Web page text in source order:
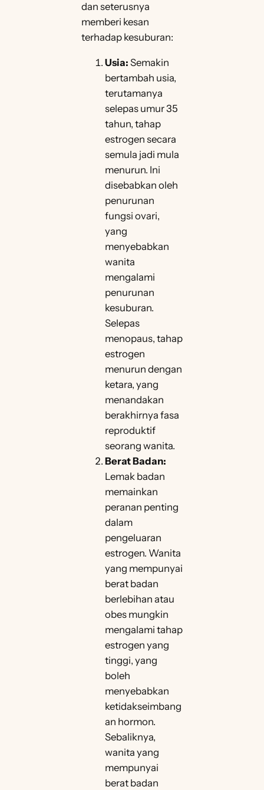
dan seterusnya
memberi kesan
terhadap kesuburan:
Usia: Semakin
bertambah usia,
terutamanya
selepas umur 35
tahun, tahap
estrogen secara
semula jadi mula
menurun. Ini
disebabkan oleh
penurunan
fungsi ovari,
yang
menyebabkan
wanita
mengalami
penurunan
kesuburan.
Selepas
menopaus, tahap
estrogen
menurun dengan
ketara, yang
menandakan
berakhirnya fasa
reproduktif
seorang wanita.
Berat Badan:
Lemak badan
memainkan
peranan penting
dalam
pengeluaran
estrogen. Wanita
yang mempunyai
berat badan
berlebihan atau
obes mungkin
mengalami tahap
estrogen yang
tinggi, yang
boleh
menyebabkan
ketidakseimbang
an hormon.
Sebaliknya,
wanita yang
mempunyai
berat badan